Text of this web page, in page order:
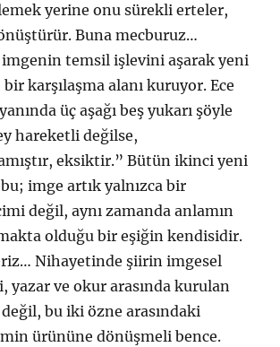
yerine onu sürekli erteler,
Buna mecburuz…
temsil işlevini aşarak yeni
karşılaşma alanı kuruyor. Ece
üç aşağı beş yukarı şöyle
hareketli değilse,
eksiktir.” Bütün ikinci yeni
imge artık yalnızca bir
değil, aynı zamanda anlamın
olduğu bir eşiğin kendisidir.
Nihayetinde şiirin imgesel
yazar ve okur arasında kurulan
değil, bu iki özne arasındaki
ürününe dönüşmeli bence.